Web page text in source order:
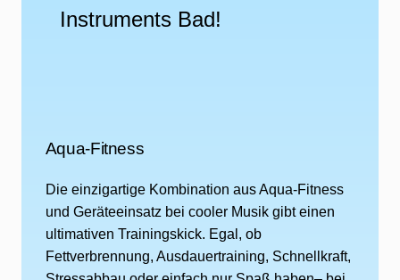
Instruments Bad!
Aqua-Fitness
Die einzigartige Kombination aus Aqua-Fitness
und Geräteeinsatz bei cooler Musik gibt einen
ultimativen Trainingskick. Egal, ob
Fettverbrennung, Ausdauertraining, Schnellkraft,